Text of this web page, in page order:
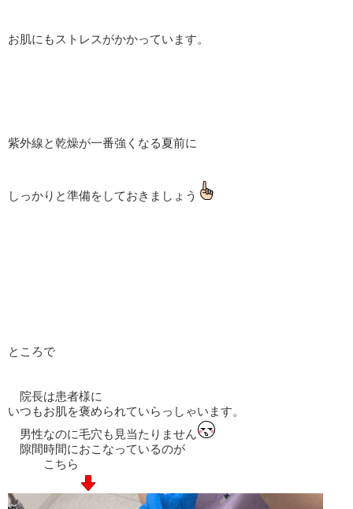
お肌にもストレスがかかっています。
紫外線と乾燥が一番強くなる夏前に
しっかりと準備をしておきましょう
ところで
院長は患者様に
いつもお肌を褒められていらっしゃいます。
男性なのに毛穴も見当たりません
隙間時間におこなっているのが
こちら